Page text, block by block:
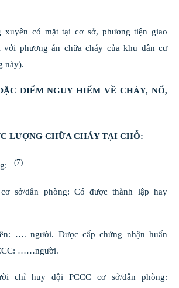
xuyên có mặt tại cơ sở, phương tiện giao
phương án chữa cháy của khu dân cư
này).
ĐIỂM NGUY HIỂM VỀ CHÁY, NỔ,
LƯỢNG CHỮA CHÁY TẠI CHỖ:
(7)
sở/dân phòng: Có được thành lập hay
…. người. Được cấp chứng nhận huấn
……người.
chỉ huy đội PCCC cơ sở/dân phòng: